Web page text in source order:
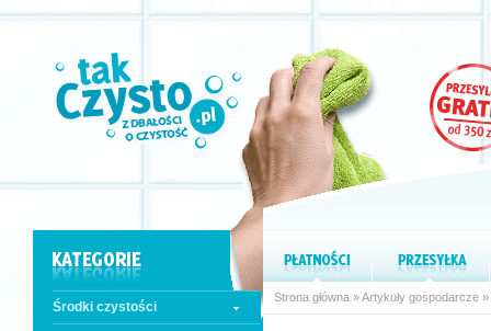
Środki czystości
Strona główna »Artykuły gospodarcze »